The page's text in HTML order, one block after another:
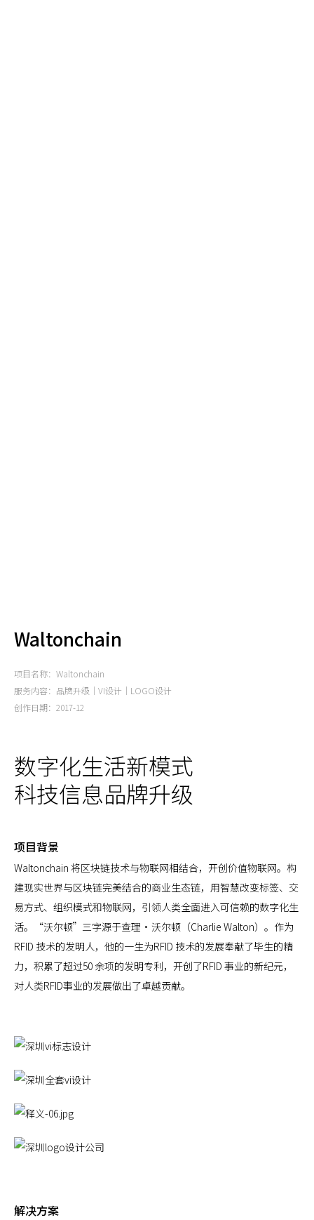
Waltonchain
项目名称：Waltonchain
服务内容：品牌升级｜VI设计｜LOGO设计
创作日期：2017-12
数字化生活新模式
科技信息品牌升级
项目背景
Waltonchain 将区块链技术与物联网相结合，开创价值物联网。构
建现实世界与区块链完美结合的商业生态链，用智慧改变标签、交
易方式、组织模式和物联网，引领人类全面进入可信赖的数字化生
活。“沃尔顿”三字源于查理•沃尔顿（Charlie Walton）。作为
RFID 技术的发明人，他的一生为RFID 技术的发展奉献了毕生的精
力，积累了超过50 余项的发明专利，开创了RFID 事业的新纪元，
对人类RFID事业的发展做出了卓越贡献。
解决方案